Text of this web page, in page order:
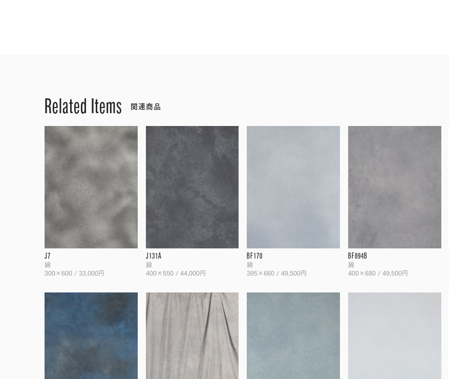
Related Items 関連商品
J7
綿
300×600 / 33,000円
J131A
綿
400×550 / 44,000円
BF170
綿
395×660 / 49,500円
BF894B
綿
400×680 / 49,500円